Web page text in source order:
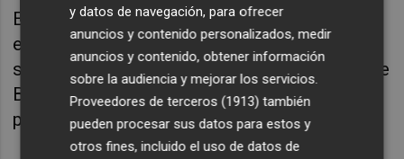
En orden diario, el primer evento donde este
elemento será el centro de todas las miradas
será el
coet de luxe
, que es un coet original de
Bétera, que se dispara después de la
procesión en laplaza del Sol.
y datos de navegación, para ofrecer
anuncios y contenido personalizados, medir
anuncios y contenido, obtener información
sobre la audiencia y mejorar los servicios.
Proveedores de terceros (1913) también
pueden procesar sus datos para estos y
otros fines, incluido el uso de datos de